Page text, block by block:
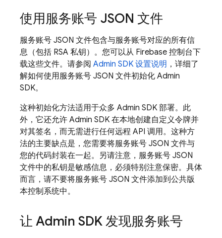
使用服务账号 JSON 文件
服务账号 JSON 文件包含与服务账号对应的所有信
息（包括 RSA 私钥）。您可以从 Firebase 控制台下
载这些文件。请参阅 Admin SDK 设置说明 ，详细了
解如何使用服务账号 JSON 文件初始化 Admin
SDK。
这种初始化方法适用于众多 Admin SDK 部署。此
外，它还允许 Admin SDK 在本地创建自定义令牌并
对其签名，而无需进行任何远程 API 调用。这种方
法的主要缺点是，您需要将服务账号 JSON 文件与
您的代码封装在一起。另请注意，服务账号 JSON
文件中的私钥是敏感信息，必须特别注意保密。具体
而言，请不要将服务账号 JSON 文件添加到公共版
本控制系统中。
让 Admin SDK 发现服务账号